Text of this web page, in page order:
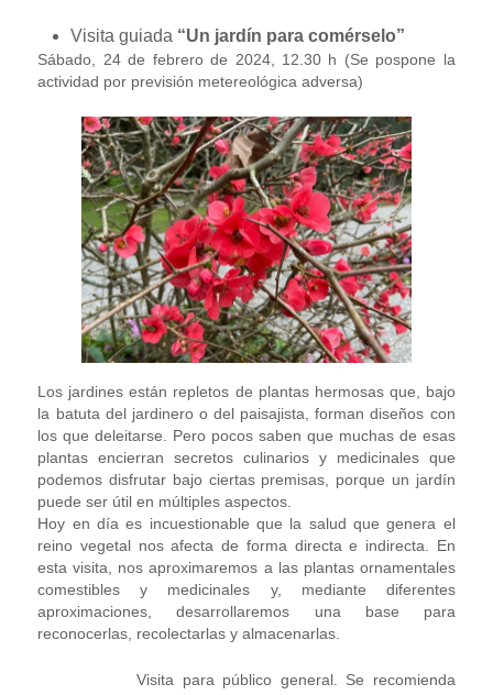
Visita guiada “Un jardín para comérselo”
Sábado, 24 de febrero de 2024, 12.30 h (Se pospone la
actividad por previsión metereológica adversa)
Los jardines están repletos de plantas hermosas que, bajo
la batuta del jardinero o del paisajista, forman diseños con
los que deleitarse. Pero pocos saben que muchas de esas
plantas encierran secretos culinarios y medicinales que
podemos disfrutar bajo ciertas premisas, porque un jardín
puede ser útil en múltiples aspectos.
Hoy en día es incuestionable que la salud que genera el
reino vegetal nos afecta de forma directa e indirecta. En
esta visita, nos aproximaremos a las plantas ornamentales
comestibles y medicinales y, mediante diferentes
aproximaciones, desarrollaremos una base para
reconocerlas, recolectarlas y almacenarlas.
Visita para público general. Se recomienda